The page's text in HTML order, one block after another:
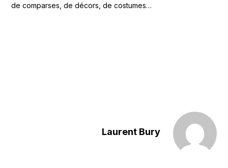
de comparses, de décors, de costumes…
Laurent Bury